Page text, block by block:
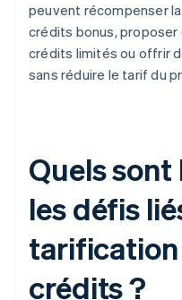
peuvent récompenser
crédits bonus,
crédits limités ou offrir
sans réduire le tarif du
Quels
les défis
tarification
crédits ?